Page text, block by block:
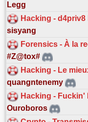
Legg
Hacking - d4priv8 II
sisyang
Forensics - À la
#Z@tox#
Hacking - Le
quangntenemy
Hacking - Fuckin'
Ouroboros